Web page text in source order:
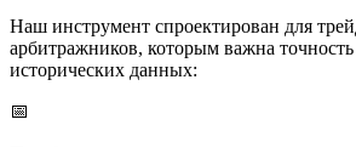
Наш инструмент спроектирован для
арбитражников, которым важна
исторических данных:
📅